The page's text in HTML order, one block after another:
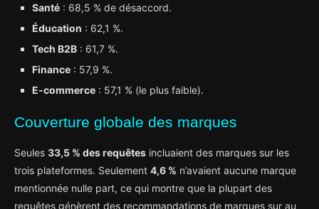
Santé : 68,5 % de désaccord.
Éducation : 62,1 %.
Tech B2B : 61,7 %.
Finance : 57,9 %.
E-commerce : 57,1 % (le plus faible).
Couverture globale des marques
Seules 33,5 % des requêtes incluaient des marques sur les
trois plateformes. Seulement 4,6 % n’avaient aucune marque
mentionnée nulle part, ce qui montre que la plupart des
requêtes génèrent des recommandations de marques sur au